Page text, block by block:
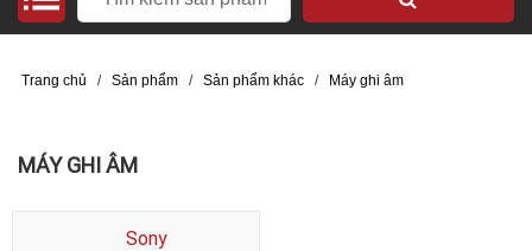
Trang chủ / Sản phẩm / Sản phẩm khác / Máy ghi âm
MÁY GHI ÂM
Sony